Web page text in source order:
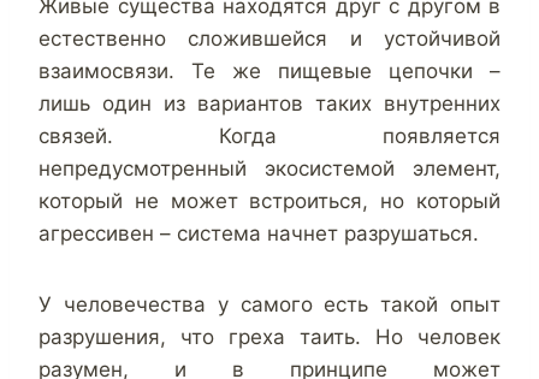
Живые существа находятся друг с другом в
естественно сложившейся и устойчивой
взаимосвязи. Те же пищевые цепочки –
лишь один из вариантов таких внутренних
связей. Когда появляется
непредусмотренный экосистемой элемент,
который не может встроиться, но который
агрессивен – система начнет разрушаться.
У человечества у самого есть такой опыт
разрушения, что греха таить. Но человек
разумен, и в принципе может